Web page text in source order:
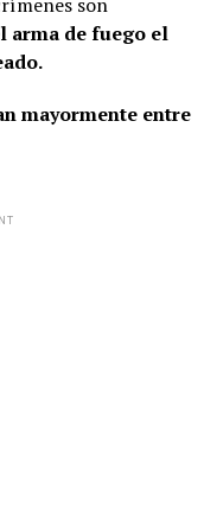
arma de fuego el
mayormente entre